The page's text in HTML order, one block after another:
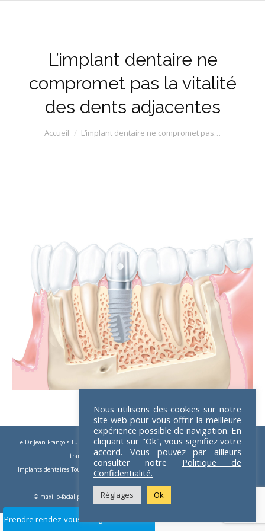
Prendre rendez-vous en ligne
L’implant dentaire ne
compromet pas la vitalité
des dents adjacentes
Vous êtes ici :
Accueil L’implant dentaire ne compromet pas…
Le Dr Jean-François Tulasne - Implants dentaires-Implants zygomatiques -Implants
trans-zygomatiques
Implants dentaires Paris
Implants dentaires Toulouse- Implants Paris- Chirurgie pré-implantaire-Apnée du
© maxillo-facial.pro 2026 - Crédits :Dom Guillemet webmaster freelance
Nous utilisons des cookies sur notre
site web pour vous offrir la meilleure
expérience possible de navigation. En
cliquant sur "Ok", vous signifiez votre
accord. Vous pouvez par ailleurs
consulter notre Politique de
Confidentialité.
Réglages Ok